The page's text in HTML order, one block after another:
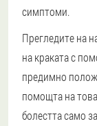
симптоми.
Прегледите на
на краката с
предимно
помощта на
болестта само